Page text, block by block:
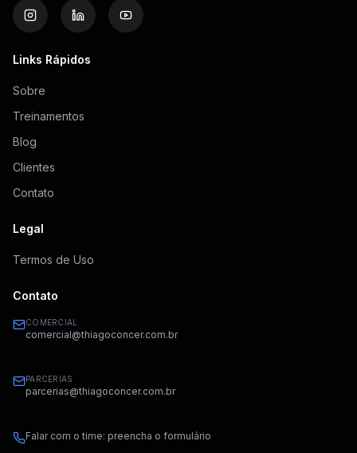
Links Rápidos
Sobre
Treinamentos
Blog
Clientes
Contato
Legal
Termos de Uso
Contato
COMERCIAL
comercial@thiagoconcer.com.br
PARCERIAS
parcerias@thiagoconcer.com.br
Falar com o time: preencha o formulário